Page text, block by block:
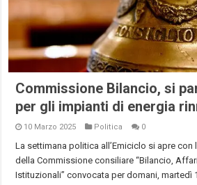
Commissione Bilancio, si
per gli impianti di energia
10 Marzo 2025 Politica 0
La settimana politica all’Emiciclo si apre con
della Commissione consiliare “Bilancio,
Istituzionali” convocata per domani, martedì